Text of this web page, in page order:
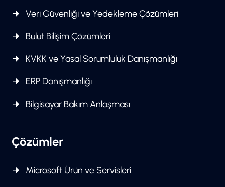
Veri Güvenliği ve Yedekleme Çözümleri
Bulut Bilişim Çözümleri
KVKK ve Yasal Sorumluluk Danışmanlığı
ERP Danışmanlığı
Bilgisayar Bakım Anlaşması
Çözümler
Microsoft Ürün ve Servisleri